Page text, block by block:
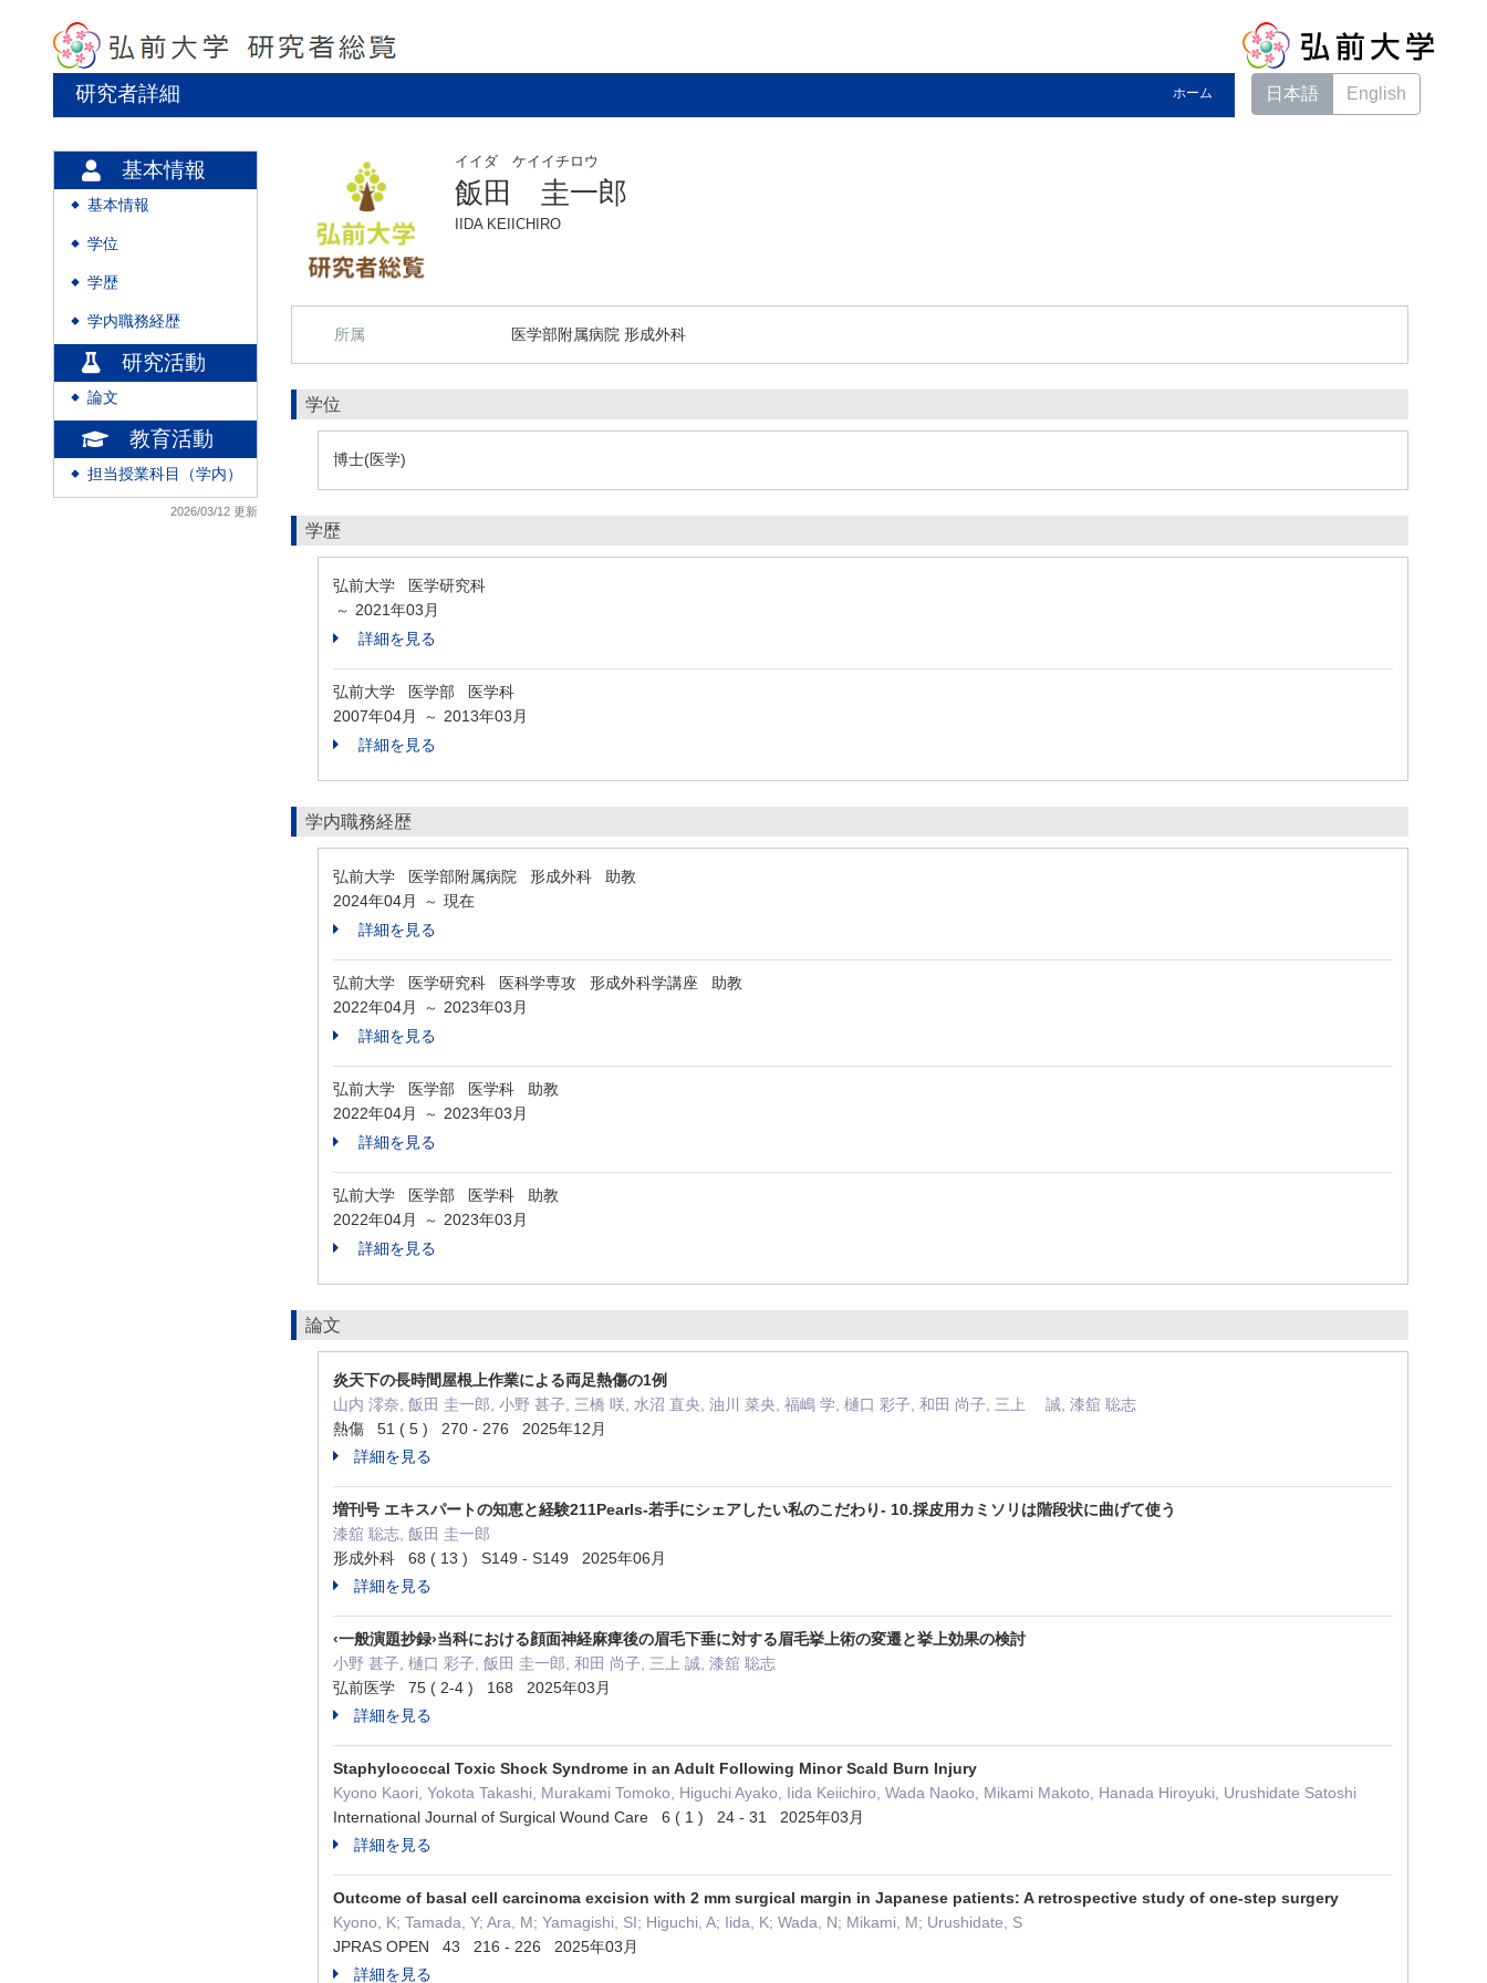
研究者詳細 ホーム 日本語 English
基本情報
◆ 基本情報
◆ 学位
◆ 学歴
◆ 学内職務経歴
研究活動
◆ 論文
教育活動
◆ 担当授業科目（学内）
2026/03/12 更新
イイダ ケイイチロウ
飯田 圭一郎
IIDA KEIICHIRO
所属 医学部附属病院 形成外科
学位
博士(医学)
学歴
弘前大学 医学研究科
～ 2021年03月
詳細を見る
弘前大学 医学部 医学科
2007年04月
～ 2013年03月
詳細を見る
学内職務経歴
弘前大学 医学部附属病院 形成外科 助教
2024年04月
～ 現在
詳細を見る
弘前大学 医学研究科 医科学専攻 形成外科学講座 助教
2022年04月
～ 2023年03月
詳細を見る
弘前大学 医学部 医学科 助教
2022年04月
～ 2023年03月
詳細を見る
弘前大学 医学部 医学科 助教
2022年04月
～ 2023年03月
詳細を見る
論文
炎天下の長時間屋根上作業による両足熱傷の1例
山内 澪奈, 飯田 圭一郎, 小野 甚子, 三橋 咲, 水沼 直央, 油川 菜央, 福嶋 学, 樋口 彩子, 和田 尚子, 三上 誠, 漆舘 聡志
熱傷 51 ( 5 ) 270 - 276 2025年12月
詳細を見る
増刊号 エキスパートの知恵と経験211Pearls-若手にシェアしたい私のこだわり- 10.採皮用カミソリは階段状に曲げて使う
漆舘 聡志, 飯田 圭一郎
形成外科 68 ( 13 ) S149 - S149 2025年06月
詳細を見る
‹一般演題抄録›当科における顔面神経麻痺後の眉毛下垂に対する眉毛挙上術の変遷と挙上効果の検討
小野 甚子, 樋口 彩子, 飯田 圭一郎, 和田 尚子, 三上 誠, 漆舘 聡志
弘前医学 75 ( 2-4 ) 168 2025年03月
詳細を見る
Staphylococcal Toxic Shock Syndrome in an Adult Following Minor Scald Burn Injury
Kyono Kaori, Yokota Takashi, Murakami Tomoko, Higuchi Ayako, Iida Keiichiro, Wada Naoko, Mikami Makoto, Hanada Hiroyuki, Urushidate Satoshi
International Journal of Surgical Wound Care 6 ( 1 ) 24 - 31 2025年03月
詳細を見る
Outcome of basal cell carcinoma excision with 2 mm surgical margin in Japanese patients: A retrospective study of one-step surgery
Kyono, K; Tamada, Y; Ara, M; Yamagishi, SI; Higuchi, A; Iida, K; Wada, N; Mikami, M; Urushidate, S
JPRAS OPEN 43 216 - 226 2025年03月
詳細を見る